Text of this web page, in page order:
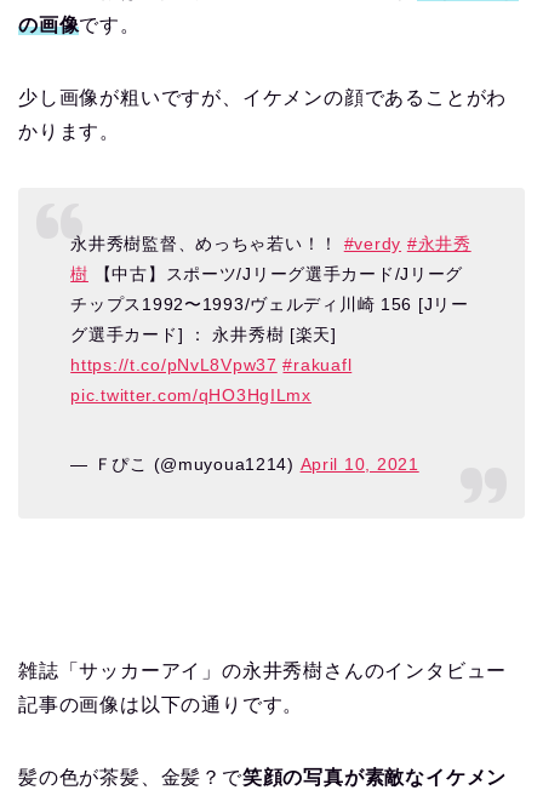
の画像です。
少し画像が粗いですが、イケメンの顔であることがわ
かります。
永井秀樹監督、めっちゃ若い！！ #verdy #永井秀
樹 【中古】スポーツ/Jリーグ選手カード/Jリーグ
チップス1992〜1993/ヴェルディ川崎 156 [Jリー
グ選手カード] ： 永井秀樹 [楽天]
https://t.co/pNvL8Vpw37 #rakuafl
pic.twitter.com/qHO3HgILmx
— Ｆぴこ (@muyoua1214) April 10, 2021
雑誌「サッカーアイ」の永井秀樹さんのインタビュー
記事の画像は以下の通りです。
髪の色が茶髪、金髪？で笑顔の写真が素敵なイケメン